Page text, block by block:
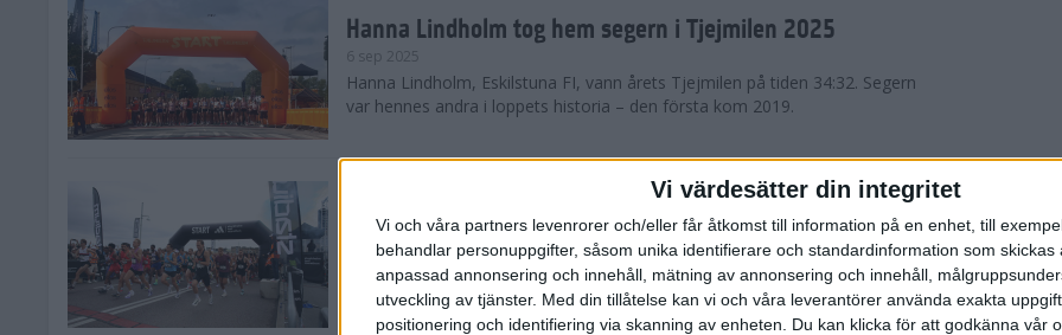
Vi värdesätter din integritet
Vi och våra partners levenrorer och/eller får åtkomst till information på en enhet, till
behandlar personuppgifter, såsom unika identifierare och standardinformation som skickas
anpassad annonsering och innehåll, mätning av annonsering och innehåll,
utveckling av tjänster. Med din tillåtelse kan vi och våra leverantörer använda exakta
positionering och identifiering via skanning av enheten. Du kan klicka för att godkänna vår
Hanna Lindholm tog hem segern i Tjejmilen 2025
6 sep 2025
Hanna Lindholm, Eskilstuna FI, vann årets Tjejmilen på tiden 34:32. Segern
var hennes andra i loppets historia – den första kom 2019.
Snabbaste segertiden på 12 år i rekordstort adidas
Stockholm Halvmaraton
30 aug 2025
Ett slutsålt och rekordstort adidas Stockholm Halvmaraton avgjordes i
nästintill perfekt löparväder. 18 grader, mulet och väldigt lite vind. Totalt
var 19,866 löpare anmälda, varav 15,807 kom till sta...